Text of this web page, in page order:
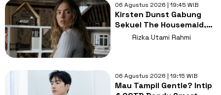
06 Agustus 2026 | 19:45 WIB
Kirsten Dunst Gabung
Sekuel The Housemaid,
Intip Sinopsis dan Jadwal
Rizka Utami Rahmi
06 Agustus 2026 | 19:15 WIB
Mau Tampil Gentle? Intip